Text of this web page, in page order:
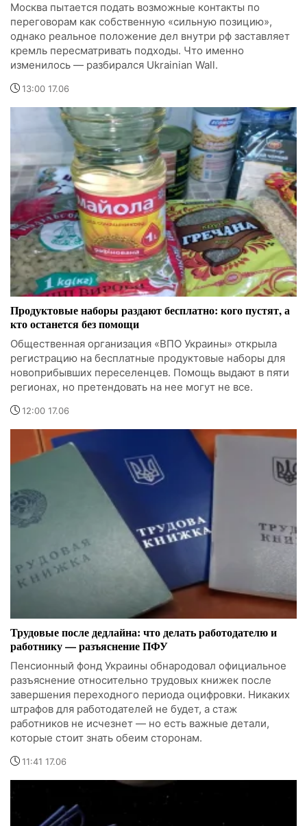
Москва пытается подать возможные контакты по
переговорам как собственную «сильную позицию»,
однако реальное положение дел внутри рф заставляет
кремль пересматривать подходы. Что именно
изменилось — разбирался Ukrainian Wall.
13:00 17.06
Продуктовые наборы раздают бесплатно: кого пустят, а
кто останется без помощи
Общественная организация «ВПО Украины» открыла
регистрацию на бесплатные продуктовые наборы для
новоприбывших переселенцев. Помощь выдают в пяти
регионах, но претендовать на нее могут не все.
12:00 17.06
Трудовые после дедлайна: что делать работодателю и
работнику — разъяснение ПФУ
Пенсионный фонд Украины обнародовал официальное
разъяснение относительно трудовых книжек после
завершения переходного периода оцифровки. Никаких
штрафов для работодателей не будет, а стаж
работников не исчезнет — но есть важные детали,
которые стоит знать обеим сторонам.
11:41 17.06